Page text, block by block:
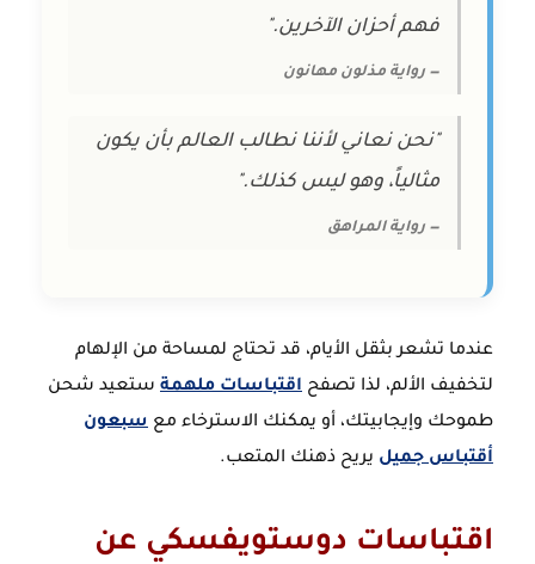
فهم أحزان الآخرين."
— رواية مذلون مهانون
"نحن نعاني لأننا نطالب العالم بأن يكون
مثالياً، وهو ليس كذلك."
— رواية المراهق
عندما تشعر بثقل الأيام، قد تحتاج لمساحة من الإلهام
لتخفيف الألم، لذا تصفح اقتباسات ملهمة ستعيد شحن
طموحك وإيجابيتك، أو يمكنك الاسترخاء مع سبعون
أقتباس جميل يريح ذهنك المتعب.
اقتباسات دوستويفسكي عن